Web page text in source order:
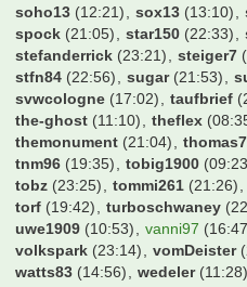
soho13 (12:21) sox13 (13:10)
spock (21:05) star150 (22:33)
stefanderrick (23:21) steiger7
stfn84 (22:56) sugar(21:53)
svwcologne (17:02) taufbrief
the-ghost (11:10) theflex
themonument (21:04)
tnm96 (19:35) tobig1900
tobz (23:25) tommi261 (21:26)
torf (19:42) turboschwaney
uwe1909 (10:53) vanni97
volkspark (23:14) vomDeister
watts83 (14:56) wedeler(11:28)